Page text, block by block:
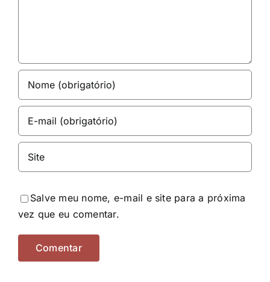
Salve meu nome, e-mail e site para a próxima
vez que eu comentar.